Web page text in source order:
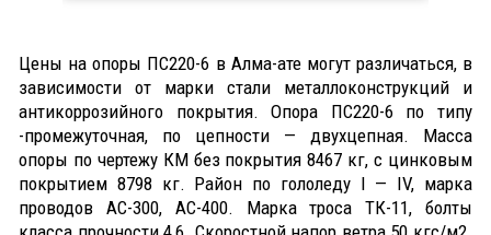
Цены на опоры ПС220-6 в Алма-ате могут различаться, в
зависимости от марки стали металлоконструкций и
антикоррозийного покрытия. Опора ПС220-6 по типу
-промежуточная, по цепности — двухцепная. Масса
опоры по чертежу КМ без покрытия 8467 кг, с цинковым
покрытием 8798 кг. Район по гололеду I — IV, марка
проводов АС-300, АС-400. Марка троса ТК-11, болты